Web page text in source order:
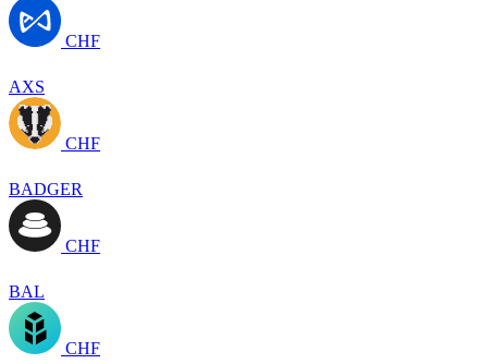
CHF
AXS
CHF
BADGER
CHF
BAL
CHF